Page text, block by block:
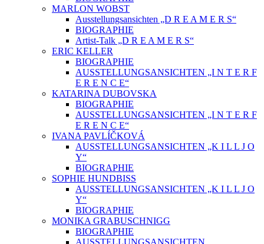
MARLON WOBST
Ausstellungsansichten „D R E A M E R S“
BIOGRAPHIE
Artist-Talk „D R E A M E R S“
ERIC KELLER
BIOGRAPHIE
AUSSTELLUNGSANSICHTEN „I N T E R F
E R E N C E“
KATARINA DUBOVSKA
BIOGRAPHIE
AUSSTELLUNGSANSICHTEN „I N T E R F
E R E N C E“
IVANA PAVLÍČKOVÁ
AUSSTELLUNGSANSICHTEN „K I L L J O
Y“
BIOGRAPHIE
SOPHIE HUNDBISS
AUSSTELLUNGSANSICHTEN „K I L L J O
Y“
BIOGRAPHIE
MONIKA GRABUSCHNIGG
BIOGRAPHIE
AUSSTELLUNGSANSICHTEN